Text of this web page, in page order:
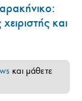
και
και μάθετε